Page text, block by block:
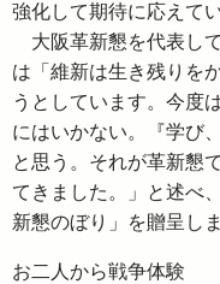
強化して期待に応えて
大阪革新懇を代表し
は「維新は生き残りを
うとしています。今度
にはいかない。『学び
と思う。それが革新懇
てきました。」と述べ
新懇のぼり」を贈呈し
お二人から戦争体験